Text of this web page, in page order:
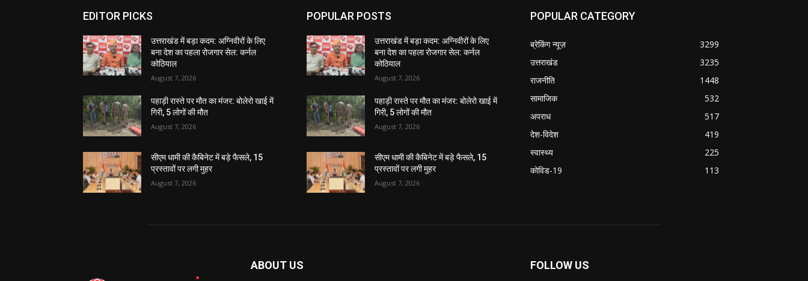
EDITOR PICKS
उत्तराखंड में बड़ा कदम: अग्निवीरों के लिए
बना देश का पहला रोजगार सेल: कर्नल
कोठियाल
August 7, 2026
पहाड़ी रास्ते पर मौत का मंजर: बोलेरो खाई में
गिरी, 5 लोगों की मौत
August 7, 2026
सीएम धामी की कैबिनेट में बड़े फैसले, 15
प्रस्तावों पर लगी मुहर
August 7, 2026
POPULAR POSTS
उत्तराखंड में बड़ा कदम: अग्निवीरों के लिए
बना देश का पहला रोजगार सेल: कर्नल
कोठियाल
August 7, 2026
पहाड़ी रास्ते पर मौत का मंजर: बोलेरो खाई में
गिरी, 5 लोगों की मौत
August 7, 2026
सीएम धामी की कैबिनेट में बड़े फैसले, 15
प्रस्तावों पर लगी मुहर
August 7, 2026
POPULAR CATEGORY
ब्रेकिंग न्यूज़
3299
उत्तराखंड
3235
राजनीति
1448
सामाजिक
532
अपराध
517
देश-विदेश
419
स्वास्थ्य
225
कोविड-19
113
ABOUT US FOLLOW US